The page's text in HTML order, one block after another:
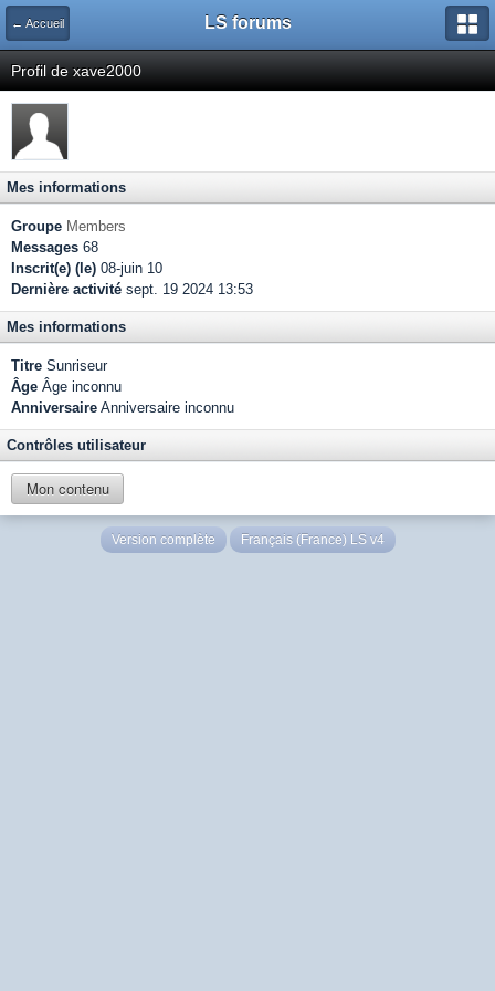
← Accueil LS forums
Profil de xave2000
Mes informations
Groupe Members
Messages 68
Inscrit(e) (le) 08-juin 10
Dernière activité sept. 19 2024 13:53
Mes informations
Titre Sunriseur
Âge Âge inconnu
Anniversaire Anniversaire inconnu
Contrôles utilisateur
Mon contenu
Version complète Français (France) LS v4